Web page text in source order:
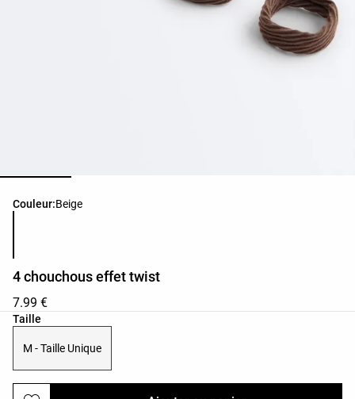
Couleur:Beige
Liste des couleurs du produit
4 chouchous effet twist
7.99 €
Taille
Liste des tailles du produit
M - Taille Unique